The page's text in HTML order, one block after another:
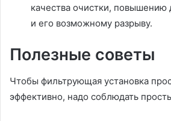
качества очистки, повышению
и его возможному разрыву.
Полезные советы
Чтобы фильтрующая установка
эффективно, надо соблюдать